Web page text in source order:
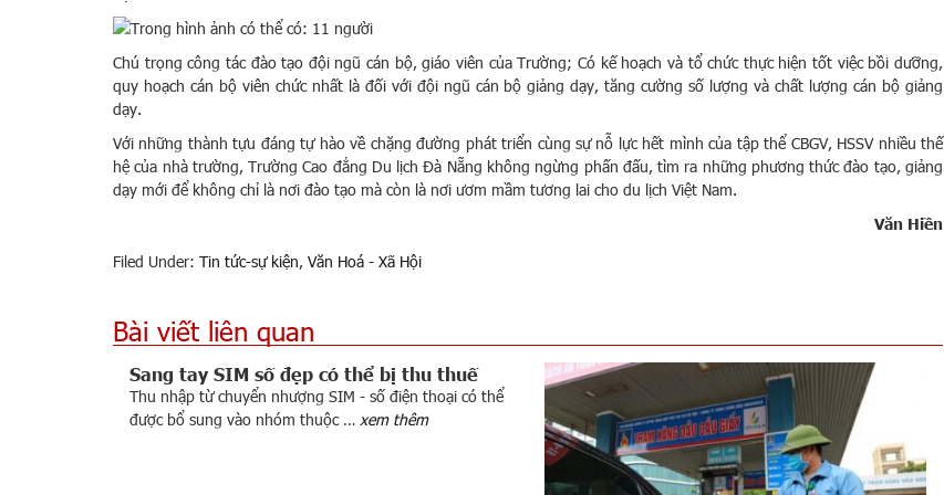
Chú trọng công tác đào tạo đội ngũ cán bộ, giáo viên của Trường; Có kế hoạch và tổ chức thực hiện tốt việc bồi dưỡng,
quy hoạch cán bộ viên chức nhất là đối với đội ngũ cán bộ giảng dạy, tăng cường số lượng và chất lượng cán bộ giảng
dạy.
Với những thành tựu đáng tự hào về chặng đường phát triển cùng sự nỗ lực hết mình của tập thể CBGV, HSSV nhiều thế
hệ của nhà trường, Trường Cao đẳng Du lịch Đà Nẵng không ngừng phấn đấu, tìm ra những phương thức đào tạo, giảng
dạy mới để không chỉ là nơi đào tạo mà còn là nơi ươm mầm tương lai cho du lịch Việt Nam.
Văn Hiền
Filed Under: Tin tức-sự kiện, Văn Hoá - Xã Hội
Bài viết liên quan
Sang tay SIM số đẹp có thể bị thu thuế
Thu nhập từ chuyển nhượng SIM - số điện thoại có thể
được bổ sung vào nhóm thuộc … xem thêm